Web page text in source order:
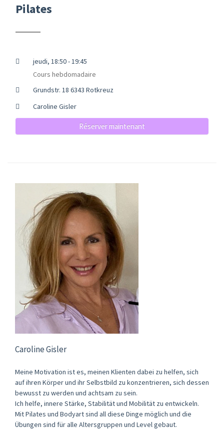
Pilates
jeudi, 18:50 - 19:45
Cours hebdomadaire
Grundstr. 18 6343 Rotkreuz
Caroline Gisler
Réserver maintenant
Caroline Gisler
Meine Motivation ist es, meinen Klienten dabei zu helfen, sich
auf ihren Körper und ihr Selbstbild zu konzentrieren, sich dessen
bewusst zu werden und achtsam zu sein.
Ich helfe, innere Stärke, Stabilität und Mobilität zu entwickeln.
Mit Pilates und Bodyart sind all diese Dinge möglich und die
Übungen sind für alle Altersgruppen und Level gebaut.